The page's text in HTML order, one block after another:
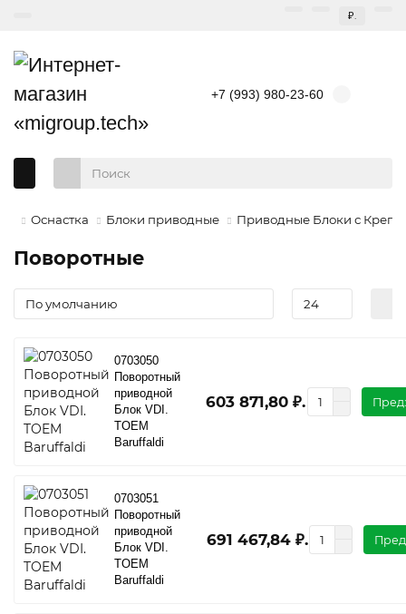
₽.
+7 (993) 980-23-60
Оснастка Блоки приводные Приводные Блоки с
Поворотные
0703050
Поворотный
приводной
Блок VDI.
TOEM
Baruffaldi
603 871,80 ₽.
0703051
Поворотный
приводной
Блок VDI.
TOEM
Baruffaldi
691 467,84 ₽.